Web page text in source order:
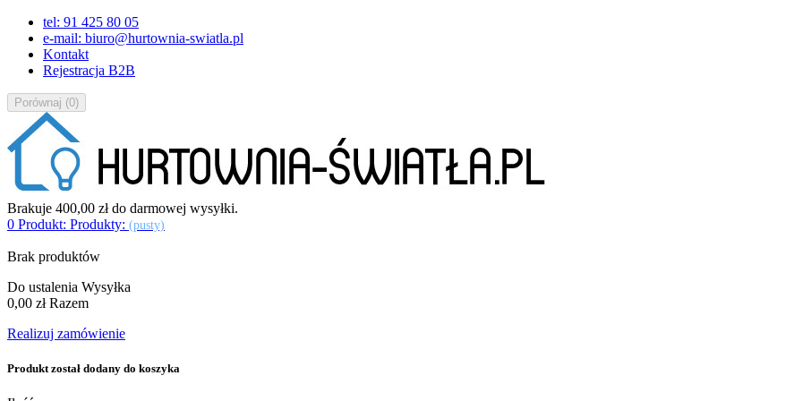
tel: 91 425 80 05
e-mail: biuro@hurtownia-swiatla.pl
Kontakt
Rejestracja B2B
Porównaj (0)
Brakuje 400,00 złdo darmowej wysyłki.
0 Produkt: Produkty: (pusty)
Brak produktów
Do ustalenia Wysyłka
0,00 zł Razem
Realizuj zamówienie
Produkt został dodany do koszyka